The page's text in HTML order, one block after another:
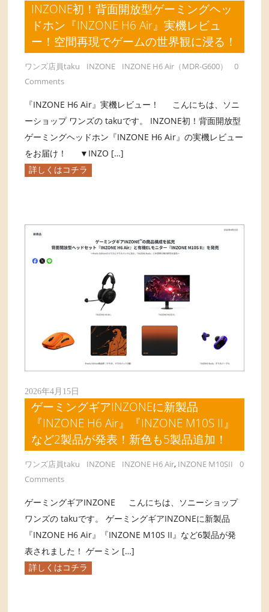
INZONE初！背面開放型ゲーミングヘッ
ドホン『INZONE H6 Air』実機レビュ
ー！空間再現でゲームの世界観に浸る！
ワンズ店員taku INZONE INZONE H6 Air（MDR-G600）
0
Comments
『INZONE H6 Air』実機レビュー！ こんにちは、ソニ
ーショップ ワンズの takuです。 INZONE初！背面開放型
ゲーミングヘッドホン『INZONE H6 Air』の実機レビュー
をお届け！ ▼INZO […]
詳しくはコチラ
2026年4月15日
ゲーミングギアINZONEに新製品
『INZONE H6 Air』『INZONE M10S II』
など2製品が発表！新色も5製品追加！
ワンズ店員taku INZONE INZONE H6 Air, INZONE M10SII
0
Comments
ゲーミングギアINZONE こんにちは、ソニーショップ
ワンズの takuです。 ゲーミングギアINZONEに新製品
『INZONE H6 Air』『INZONE M10S II』など6製品が発
表されました！ ゲーミン […]
詳しくはコチラ